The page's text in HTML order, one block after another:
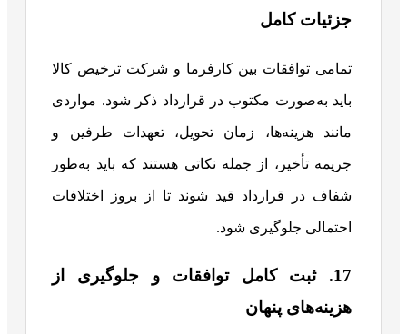
جزئیات کامل
تمامی توافقات بین کارفرما و شرکت ترخیص کالا
باید به‌صورت مکتوب در قرارداد ذکر شود. مواردی
مانند هزینه‌ها، زمان تحویل، تعهدات طرفین و
جریمه تأخیر، از جمله نکاتی هستند که باید به‌طور
شفاف در قرارداد قید شوند تا از بروز اختلافات
احتمالی جلوگیری شود.
17. ثبت کامل توافقات و جلوگیری از
هزینه‌های پنهان